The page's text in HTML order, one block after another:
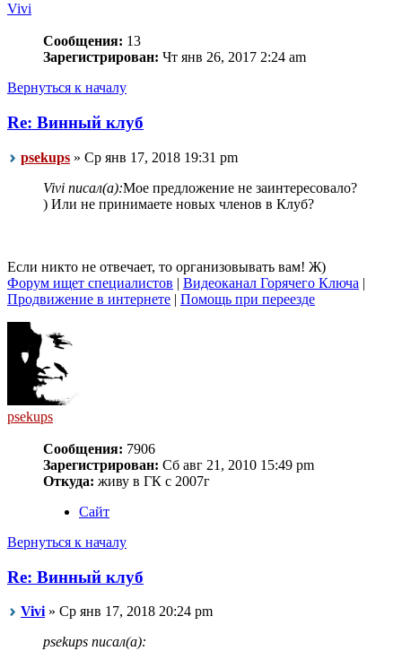
Vivi
Сообщения: 13
Зарегистрирован: Чт янв 26, 2017 2:24 am
Вернуться к началу
Re: Винный клуб
psekups » Ср янв 17, 2018 19:31 pm
Vivi писал(а):Мое предложение не заинтересовало?
) Или не принимаете новых членов в Клуб?
Если никто не отвечает, то организовывать вам! Ж)
Форум ищет специалистов | Видеоканал Горячего Ключа |
Продвижение в интернете | Помощь при переезде
psekups
Сообщения: 7906
Зарегистрирован: Сб авг 21, 2010 15:49 pm
Откуда: живу в ГК с 2007г
Сайт
Вернуться к началу
Re: Винный клуб
Vivi » Ср янв 17, 2018 20:24 pm
psekups писал(а):